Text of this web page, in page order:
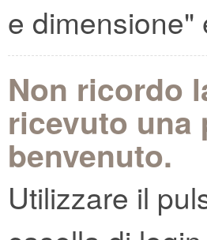
e dimensione"
Non ricordo
ricevuto una
benvenuto.
Utilizzare il